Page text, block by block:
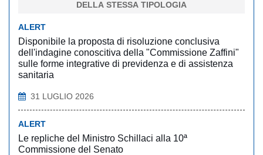
DELLA STESSA TIPOLOGIA
ALERT
Disponibile la proposta di risoluzione conclusiva
dell'indagine conoscitiva della "Commissione Zaffini"
sulle forme integrative di previdenza e di assistenza
sanitaria
31 LUGLIO 2026
ALERT
Le repliche del Ministro Schillaci alla 10ª
Commissione del Senato